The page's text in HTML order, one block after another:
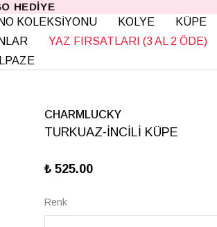
KOLEKSİYONU KOLYE
KÜPE
YAZ FIRSATLARI (3 AL 2 ÖDE)
CHARMLUCKY
TURKUAZ-İNCİLİ KÜPE
₺ 525.00
Renk